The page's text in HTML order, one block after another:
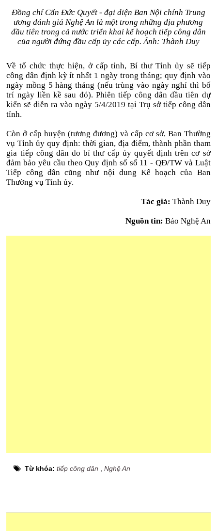
Đồng chí Cấn Đức Quyết - đại diện Ban Nội chính Trung
ương đánh giá Nghệ An là một trong những địa phương
đầu tiên trong cả nước triển khai kế hoạch tiếp công dân
của người đứng đầu cấp ủy các cấp. Ảnh: Thành Duy
Về tổ chức thực hiện, ở cấp tỉnh, Bí thư Tỉnh ủy sẽ tiếp
công dân định kỳ ít nhất 1 ngày trong tháng; quy định vào
ngày mồng 5 hàng tháng (nếu trùng vào ngày nghỉ thì bố
trí ngày liền kề sau đó). Phiên tiếp công dân đầu tiên dự
kiến sẽ diễn ra vào ngày 5/4/2019 tại Trụ sở tiếp công dân
tỉnh.
Còn ở cấp huyện (tương đương) và cấp cơ sở, Ban Thường
vụ Tỉnh ủy quy định: thời gian, địa điểm, thành phần tham
gia tiếp công dân do bí thư cấp ủy quyết định trên cơ sở
đảm bảo yêu cầu theo Quy định số số 11 - QĐ/TW và Luật
Tiếp công dân cũng như nội dung Kế hoạch của Ban
Thường vụ Tỉnh ủy.
Tác giả: Thành Duy
Nguồn tin: Báo Nghệ An
Từ khóa:tiếp công dân ,Nghệ An